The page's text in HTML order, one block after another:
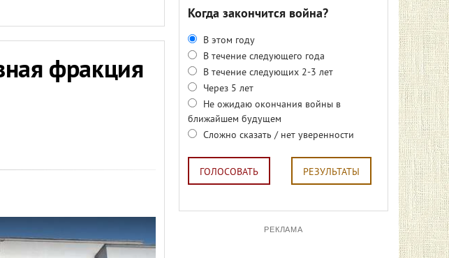
фракция
Когда закончится война?
В этом году
В течение следующего года
В течение следующих 2-3 лет
Через 5 лет
Не ожидаю окончания войны в
ближайшем будущем
Сложно сказать / нет уверенности
ГОЛОСОВАТЬ РЕЗУЛЬТАТЫ
РЕКЛАМА